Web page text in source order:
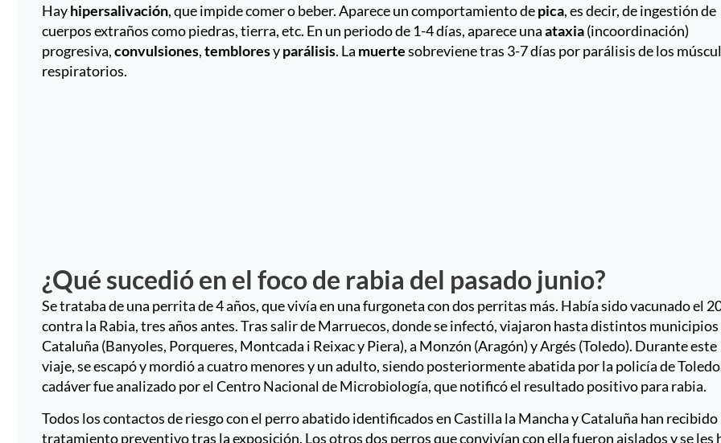
Hayhipersalivación, que impide comer o beber. Aparece un comportamiento depica, es decir, de ingestión de
cuerpos extraños como piedras, tierra, etc. En un periodo de 1-4 días, aparece unaataxia(incoordinación)
progresiva,convulsiones,tembloresyparálisis. La muertesobreviene tras 3-7 días por parálisis de los
respiratorios.
Todos los contactos de riesgo con el perro abatido identificados en Castilla la Mancha y Cataluña han recibido
tratamiento preventivo tras la exposición. Los otros dos perros que convivían con ella fueron aislados y se les
extraído sangre para determinar la titulación de anticuerpos frente a la rabia.
En junio de 2015 también reapareció la Rabia en Melilla, detectándosecuatro perros infectados en 30 días.El
brote obligó a reforzar los servicios de laceros y vigilancia.Varias personas tuvieron que ser tratadastras
en contacto con los animales implicados. Ello obligó a la Consejería de Bienestar Social y Sanidad de la ciudad
autónoma a reforzar su presupuesto, medios y las medidas de seguridad. La consejera del área, Maria Antonia
Garbín, confirmó la existencia de “cuatro casos de perros con rabia en Melilla durante las últimas semanas”, y